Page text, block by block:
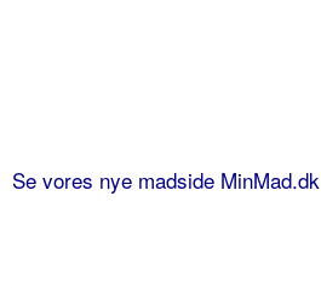
Se vores nye madside MinMad.dk